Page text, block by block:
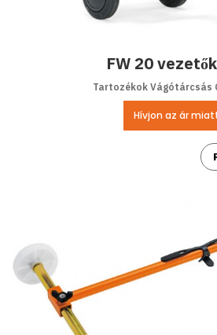
FW 20
Tartozékok Vágótárcsás
Hívjon az ár